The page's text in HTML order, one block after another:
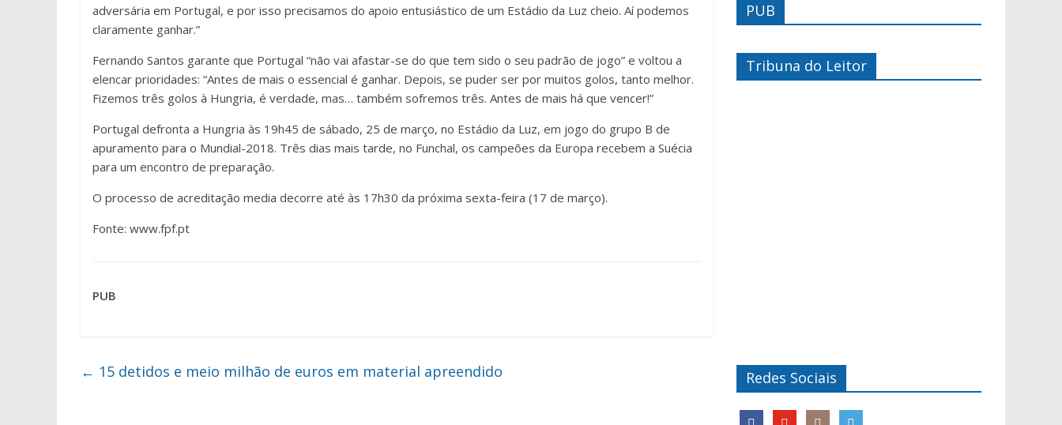
adversária em Portugal, e por isso precisamos do apoio entusiástico de um Estádio da Luz cheio. Aí podemos
claramente ganhar.”
Fernando Santos garante que Portugal “não vai afastar-se do que tem sido o seu padrão de jogo” e voltou a
elencar prioridades: “Antes de mais o essencial é ganhar. Depois, se puder ser por muitos golos, tanto melhor.
Fizemos três golos à Hungria, é verdade, mas… também sofremos três. Antes de mais há que vencer!”
Portugal defronta a Hungria às 19h45 de sábado, 25 de março, no Estádio da Luz, em jogo do grupo B de
apuramento para o Mundial-2018. Três dias mais tarde, no Funchal, os campeões da Europa recebem a Suécia
para um encontro de preparação.
O processo de acreditação media decorre até às 17h30 da próxima sexta-feira (17 de março).
Fonte: www.fpf.pt
PUB
← 15 detidos e meio milhão de euros em material apreendido
PUB
Tribuna do Leitor
Redes Sociais